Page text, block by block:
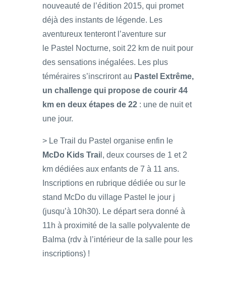
nouveauté de l’édition 2015, qui promet
déjà des instants de légende. Les
aventureux tenteront l’aventure sur
le Pastel Nocturne, soit 22 km de nuit pour
des sensations inégalées. Les plus
téméraires s’inscriront au Pastel Extrême,
un challenge qui propose de courir 44
km en deux étapes de 22 : une de nuit et
une jour.
> Le Trail du Pastel organise enfin le
McDo Kids Trai l, deux courses de 1 et 2
km dédiées aux enfants de 7 à 11 ans.
Inscriptions en rubrique dédiée ou sur le
stand McDo du village Pastel le jour j
(jusqu’à 10h30). Le départ sera donné à
11h à proximité de la salle polyvalente de
Balma (rdv à l’intérieur de la salle pour les
inscriptions) !